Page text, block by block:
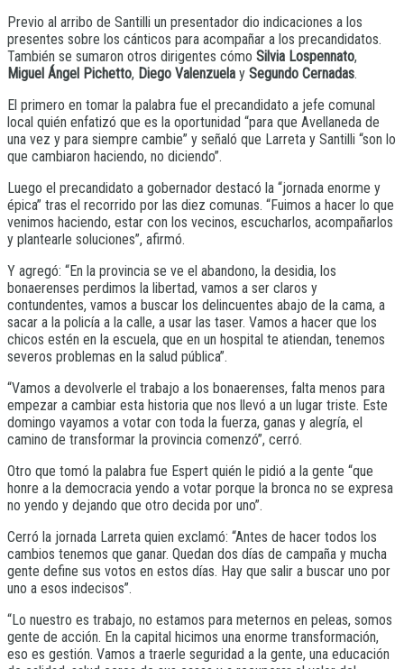
Previo al arribo de Santilli un presentador dio indicaciones a los
presentes sobre los cánticos para acompañar a los precandidatos.
También se sumaron otros dirigentes cómo Silvia Lospennato,
Miguel Ángel Pichetto, Diego Valenzuela y Segundo Cernadas.
El primero en tomar la palabra fue el precandidato a jefe comunal
local quién enfatizó que es la oportunidad “para que Avellaneda de
una vez y para siempre cambie” y señaló que Larreta y Santilli “son lo
que cambiaron haciendo, no diciendo”.
Luego el precandidato a gobernador destacó la “jornada enorme y
épica” tras el recorrido por las diez comunas. “Fuimos a hacer lo que
venimos haciendo, estar con los vecinos, escucharlos, acompañarlos
y plantearle soluciones”, afirmó.
Y agregó: “En la provincia se ve el abandono, la desidia, los
bonaerenses perdimos la libertad, vamos a ser claros y
contundentes, vamos a buscar los delincuentes abajo de la cama, a
sacar a la policía a la calle, a usar las taser. Vamos a hacer que los
chicos estén en la escuela, que en un hospital te atiendan, tenemos
severos problemas en la salud pública”.
“Vamos a devolverle el trabajo a los bonaerenses, falta menos para
empezar a cambiar esta historia que nos llevó a un lugar triste. Este
domingo vayamos a votar con toda la fuerza, ganas y alegría, el
camino de transformar la provincia comenzó”, cerró.
Otro que tomó la palabra fue Espert quién le pidió a la gente “que
honre a la democracia yendo a votar porque la bronca no se expresa
no yendo y dejando que otro decida por uno”.
Cerró la jornada Larreta quien exclamó: “Antes de hacer todos los
cambios tenemos que ganar. Quedan dos días de campaña y mucha
gente define sus votos en estos días. Hay que salir a buscar uno por
uno a esos indecisos”.
“Lo nuestro es trabajo, no estamos para meternos en peleas, somos
gente de acción. En la capital hicimos una enorme transformación,
eso es gestión. Vamos a traerle seguridad a la gente, una educación